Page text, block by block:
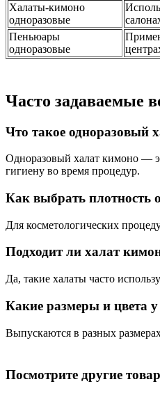
Халаты-кимоно
одноразовые
Пеньюары
одноразовые
Часто задаваемые
Что такое одноразовый
Одноразовый халат кимоно —
гигиену во время процедур.
Как выбрать плотность
Для косметологических
Подходит ли халат
Да, такие халаты часто
Какие размеры и цвета
Выпускаются в разных
Посмотрите другие